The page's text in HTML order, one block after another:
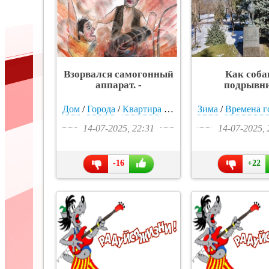
Взорвался самогонный
аппарат. -
Дом /Города /Квартира Природа/Жилье/
14-07-2025, 22:31
-16
Как
Зима /Времена
14-07-2025,
+22